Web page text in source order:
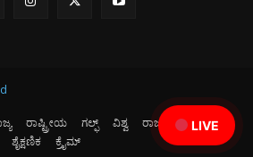
LIVE
ರಾಷ್ಟ್ರೀಯ ಗಲ್ಫ್ ವಿಶ್ವ ರಾಜಕೀಯ
ಕ್ರೀಡೆ
ಶೈಕ್ಷಣಿಕ ಕ್ರೈಮ್